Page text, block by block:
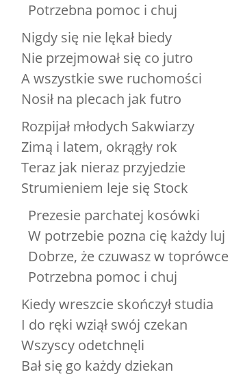
Potrzebna pomoc i chuj
Nigdy się nie lękał biedy
Nie przejmował się co jutro
A wszystkie swe ruchomości
Nosił na plecach jak futro
Rozpijał młodych Sakwiarzy
Zimą i latem, okrągły rok
Teraz jak nieraz przyjedzie
Strumieniem leje się Stock
Prezesie parchatej kosówki
W potrzebie pozna cię każdy luj
Dobrze, że czuwasz w toprówce
Potrzebna pomoc i chuj
Kiedy wreszcie skończył studia
I do ręki wziął swój czekan
Wszyscy odetchnęli
Bał się go każdy dziekan